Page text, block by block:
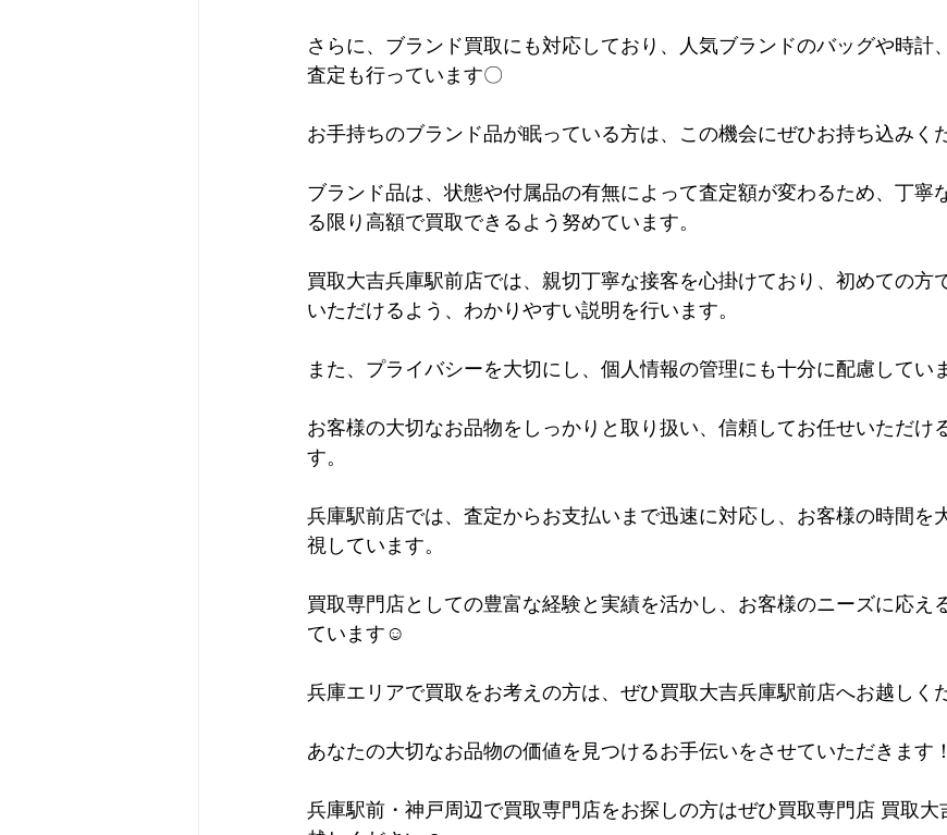
さらに、ブランド買取にも対応しており、人気ブランドのバッグや時計
査定も行っています〇
お手持ちのブランド品が眠っている方は、この機会にぜひお持ち込みく
ブランド品は、状態や付属品の有無によって査定額が変わるため、丁寧
る限り高額で買取できるよう努めています。
買取大吉兵庫駅前店では、親切丁寧な接客を心掛けており、初めての方
いただけるよう、わかりやすい説明を行います。
また、プライバシーを大切にし、個人情報の管理にも十分に配慮してい
お客様の大切なお品物をしっかりと取り扱い、信頼してお任せいただけ
す。
兵庫駅前店では、査定からお支払いまで迅速に対応し、お客様の時間を
視しています。
買取専門店としての豊富な経験と実績を活かし、お客様のニーズに応え
ています☺
兵庫エリアで買取をお考えの方は、ぜひ買取大吉兵庫駅前店へお越しく
あなたの大切なお品物の価値を見つけるお手伝いをさせていただきます！
兵庫駅前・神戸周辺で買取専門店をお探しの方はぜひ買取専門店 買取大